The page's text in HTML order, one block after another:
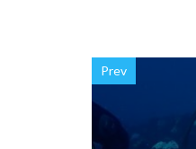
Prev